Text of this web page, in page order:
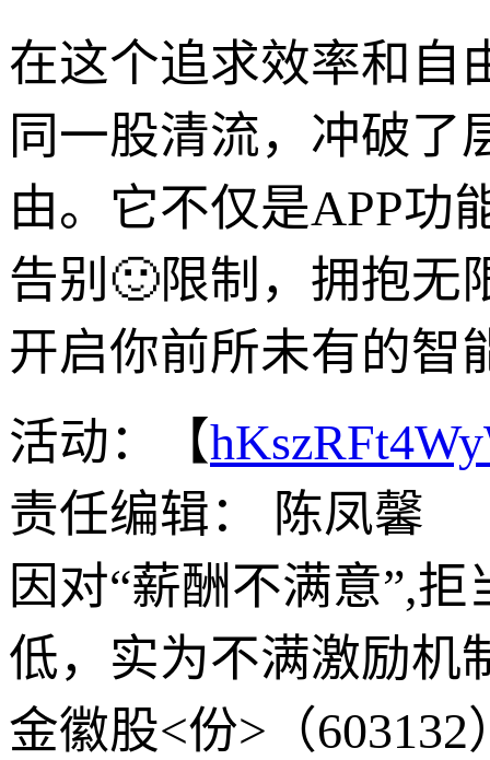
在这个追求效率和自
同一股清流，冲破了
由。它不仅是APP功
告别🙂限制，拥抱无
开启你前所未有的智
活动：【
责任编辑： 陈凤馨
因对“薪酬不满意”,
低，实为不满激励机
金徽股<份>（